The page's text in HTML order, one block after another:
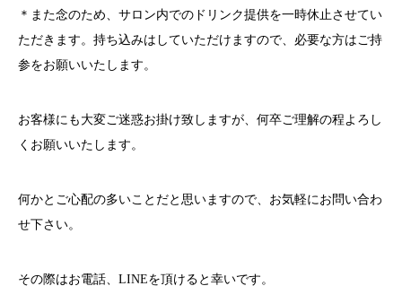
＊また念のため、サロン内でのドリンク提供を一時休止させてい
ただきます。持ち込みはしていただけますので、必要な方はご持
参をお願いいたします。
お客様にも大変ご迷惑お掛け致しますが、何卒ご理解の程よろし
くお願いいたします。
何かとご心配の多いことだと思いますので、お気軽にお問い合わ
せ下さい。
その際はお電話、 LINEを頂けると幸いです。